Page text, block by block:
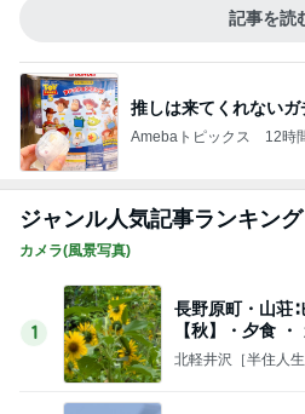
Amebaトピックス 3時
Amebaトピックス 2日前
CHANELかヴァンク
Amebaトピックス 23時